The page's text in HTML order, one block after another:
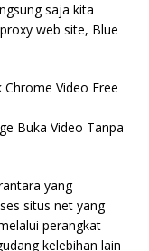
saja kita
web site, Blue
Chrome Video Free
Buka Video Tanpa
yang
situs net yang
perangkat
kelebihan lain